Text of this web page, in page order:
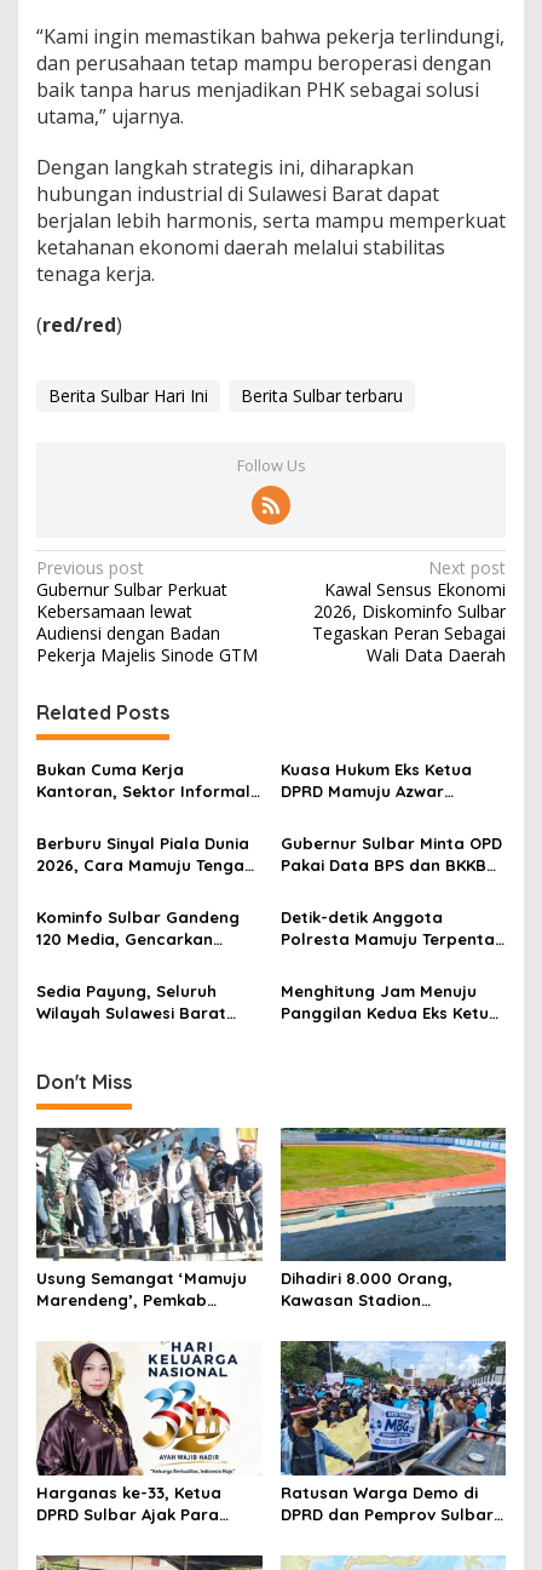
“Kami ingin memastikan bahwa pekerja terlindungi,
dan perusahaan tetap mampu beroperasi dengan
baik tanpa harus menjadikan PHK sebagai solusi
utama,” ujarnya.
Dengan langkah strategis ini, diharapkan
hubungan industrial di Sulawesi Barat dapat
berjalan lebih harmonis, serta mampu memperkuat
ketahanan ekonomi daerah melalui stabilitas
tenaga kerja.
(red/red)
Berita Sulbar Hari Ini Berita Sulbar terbaru
Follow Us
P
o
s
t
n
a
v
i
g
a
t
i
o
n
Previous post
Gubernur Sulbar Perkuat
Kebersamaan lewat
Audiensi dengan Badan
Pekerja Majelis Sinode GTM
Next post
Kawal Sensus Ekonomi
2026, Diskominfo Sulbar
Tegaskan Peran Sebagai
Wali Data Daerah
Related Posts
Bukan Cuma Kerja
Kantoran, Sektor Informal
Kerja Sulawesi Barat
Kuasa Hukum Eks Ketua
DPRD Mamuju Azwar
Penangguhan Penahanan
Berburu Sinyal Piala Dunia
2026, Cara Mamuju Tengah
Lewat TVRI
Gubernur Sulbar Minta OPD
Pakai Data BPS dan BKKBN
Penurunan Stunting
Kominfo Sulbar Gandeng
120 Media, Gencarkan
Data
Detik-detik Anggota
Polresta Mamuju Terpental
Amankan Demo Mahasiswa
Sedia Payung, Seluruh
Wilayah Sulawesi Barat
Dingin
Menghitung Jam Menuju
Panggilan Kedua Eks Ketua
Don't Miss
Usung Semangat ‘Mamuju
Marendeng’, Pemkab
Laut Lewat 213 Fragmen
Karang
Dihadiri 8.000 Orang,
Kawasan Stadion
Kembali Kinclong Pasca-
Hari Bhayangkara
Harganas ke-33, Ketua
DPRD Sulbar Ajak Para
demi Indonesia Emas 2046
Ratusan Warga Demo di
DPRD dan Pemprov Sulbar,
MBG